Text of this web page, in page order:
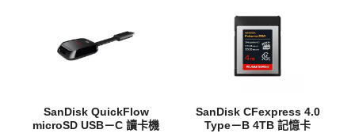
SanDisk QuickFlow
microSD USB－C 讀卡機
SanDisk CFexpress 4.0
Type－B 4TB 記憶卡